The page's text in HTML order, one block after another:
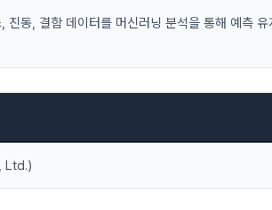
동, 결함 데이터를 머신러닝 분석을 통해 예측 유
Ltd.)